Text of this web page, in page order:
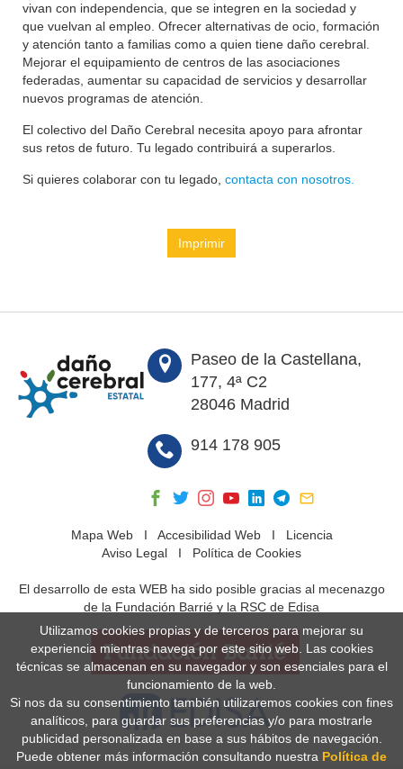
vivan con independencia, que se integren en la sociedad y
que vuelvan al empleo. Ofrecer alternativas de ocio, formación
y atención tanto a familias como a quien tiene daño cerebral.
Mejorar el equipamiento de centros de las asociaciones
federadas, aumentar su capacidad de servicios y desarrollar
nuevos programas de atención.
El colectivo del Daño Cerebral necesita apoyo para afrontar
sus retos de futuro. Tu legado contribuirá a superarlos.
Si quieres colaborar con tu legado, contacta con nosotros.
Imprimir
Paseo de la Castellana,
177, 4ª C2
28046 Madrid
914 178 905
Mapa WebI Accesibilidad WebI Licencia
Aviso Legal I Política de Cookies
El desarrollo de esta WEB ha sido posible gracias al mecenazgo
de la Fundación Barrié y la RSC de Edisa
Utilizamos cookies propias y de terceros para mejorar su
experiencia mientras navega por este sitio web. Las cookies
técnicas se almacenan en su navegador y son esenciales para el
funcionamiento de la web.
Si nos da su consentimiento también utilizaremos cookies con fines
analíticos, para guardar sus preferencias y/o para mostrarle
publicidad personalizada en base a sus hábitos de navegación.
Puede obtener más información consultando nuestra Política de